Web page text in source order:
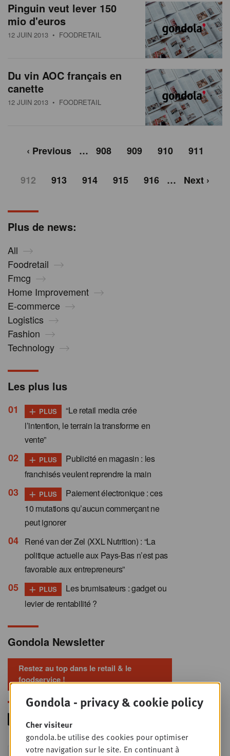
Plus de news:
All
Foodretail
Fmcg
Home Improvement
E-commerce
Logistics
Fashion
Technology
Pinguin veut lever 150
mio d'euros
12 JUIN 2013 • FOODRETAIL
Du vin AOC français en
canette
12 JUIN 2013 • FOODRETAIL
‹ Previous … 908 909 910 911
912 913 914 915 916 … Next ›
Les plus lus
+ PLUS
“Le retail media crée
l’intention, le terrain la transforme en
vente”
+ PLUS
Publicité en magasin : les
franchisés veulent reprendre la main
+ PLUS
Paiement électronique : ces
10 mutations qu’aucun commerçant ne
peut ignorer
René van der Zel (XXL Nutrition) : “La
politique actuelle aux Pays-Bas n’est pas
favorable aux entrepreneurs”
+ PLUS
Les brumisateurs : gadget ou
levier de rentabilité ?
Gondola Newsletter
Restez au top dans le retail & le
foodservice !
Foodservice - Joint
Gondola - privacy & cookie policy
Cher visiteur
gondola.be utilise des cookies pour optimiser
votre navigation sur le site. En continuant à